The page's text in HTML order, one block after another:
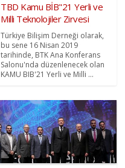
TBD Kamu BİB"21 Yerli ve
Milli Teknolojiler Zirvesi
Türkiye Bilişim Derneği olarak,
bu sene 16 Nisan 2019
tarihinde, BTK Ana Konferans
Salonu'nda düzenlenecek olan
KAMU BIB'21 Yerli ve Milli ...